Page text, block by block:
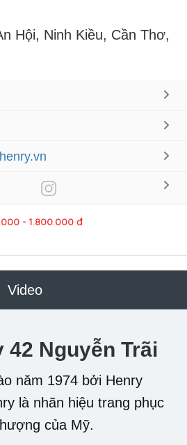
Hội, Ninh Kiều, Cần Thơ,
- 1.800.000 đ
Video
42 Nguyễn Trãi
năm 1974 bởi Henry
là nhãn hiệu trang phục
của Mỹ.